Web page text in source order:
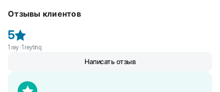
маникюр. Приспособление станет постоянным местом отдыха
Ширина нижнего блока-40
Окраска нижнего блока-крем
Отзывы клиентов
5
1 rəy ·1 reytinq
Написать отзыв